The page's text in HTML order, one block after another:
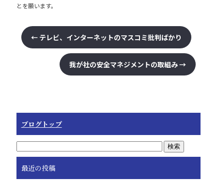
とを願います。
←テレビ、インターネットのマスコミ批判ばかり
我が社の安全マネジメントの取組み→
ブログトップ
最近の投稿